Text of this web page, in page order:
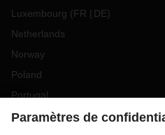
Luxembourg (FR DE)
Netherlands
Norway
Poland
Portugal
Romania